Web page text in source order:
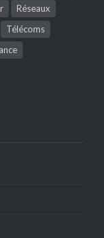
Réseaux
Télécoms